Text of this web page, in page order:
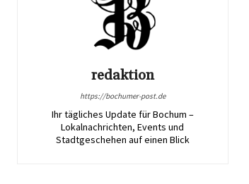
redaktion
https://bochumer-post.de
Ihr tägliches Update für Bochum –
Lokalnachrichten, Events und
Stadtgeschehen auf einen Blick